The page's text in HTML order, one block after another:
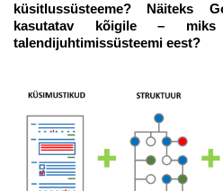
küsitlussüsteeme? Näiteks
kasutatav kõigile –
talendijuhtimissüsteemi eest?